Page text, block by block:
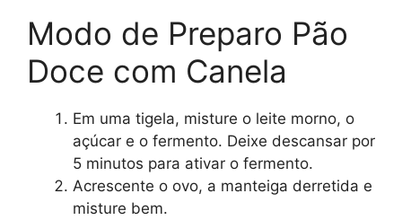
Modo de Preparo Pão
Doce com Canela
Em uma tigela, misture o leite morno, o
açúcar e o fermento. Deixe descansar por
5 minutos para ativar o fermento.
Acrescente o ovo, a manteiga derretida e
misture bem.